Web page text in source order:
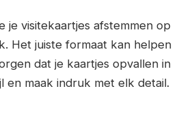
je visitekaartjes afstemmen op
Het juiste formaat kan helpen
dat je kaartjes opvallen in
en maak indruk met elk detail.